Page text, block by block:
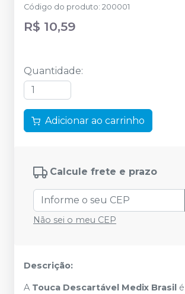
Código do produto: 200001
R$ 10,59
Quantidade:
Adicionar ao carrinho
Calcule frete e prazo
Não sei o meu CEP
Descrição:
A Touca Descartável Medix Brasil